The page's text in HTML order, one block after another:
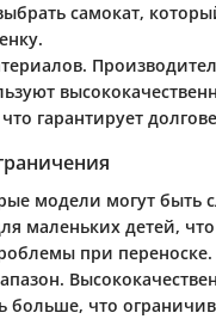
самокат,
.
гарантирует
модели могут быть
маленьких детей,
при переноске.
.
больше, что